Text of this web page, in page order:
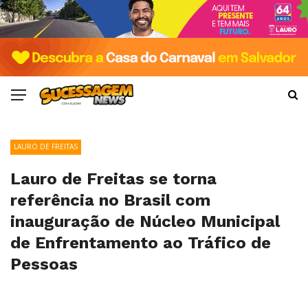
LAURO DE FREITAS
Lauro de Freitas se torna
referência no Brasil com
inauguração de Núcleo Municipal
de Enfrentamento ao Tráfico de
Pessoas